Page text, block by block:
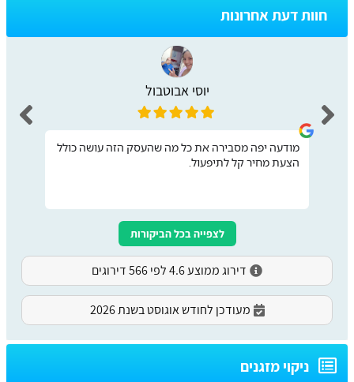
חוות דעת אחרונות
יוסי אבוטבול
מודעה יפה מסבירה את כל מה שהעסק הזה עושה כולל
הצעת מחיר קל לתיפעול.
לצפייה בכל הביקורות
דירוג ממוצע 4.6 לפי 566 דירוגים
מעודכן לחודש אוגוסט בשנת 2026
ניקוי מזגנים